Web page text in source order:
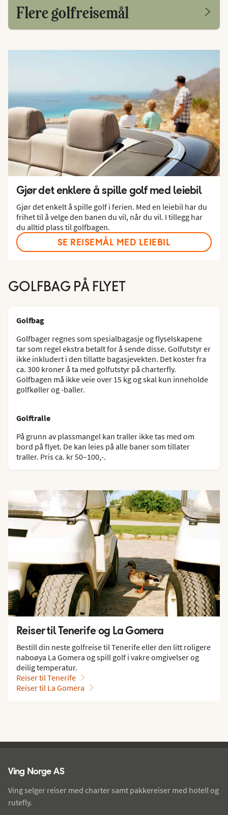
Flere golfreisemål
Gjør det enklere å spille golf med leiebil
Gjør det enkelt å spille golf i ferien. Med en leiebil har du
frihet til å velge den banen du vil, når du vil. I tillegg har
du alltid plass til golfbagen.
SE REISEMÅL MED LEIEBIL
GOLFBAG PÅ FLYET
Golfbag
Golfbager regnes som spesialbagasje og flyselskapene
tar som regel ekstra betalt for å sende disse. Golfutstyr er
ikke inkludert i den tillatte bagasjevekten. Det koster fra
ca. 300 kroner å ta med golfutstyr på charterfly.
Golfbagen må ikke veie over 15 kg og skal kun inneholde
golfkøller og -baller.
Golftralle
På grunn av plassmangel kan traller ikke tas med om
bord på flyet. De kan leies på alle baner som tillater
traller. Pris ca. kr 50–100,-.
Reiser til Tenerife og La Gomera
Bestill din neste golfreise til Tenerife eller den litt roligere
naboøya La Gomera og spill golf i vakre omgivelser og
deilig temperatur.
Reiser til Tenerife
Reiser til La Gomera
Ving Norge AS
Ving selger reiser med charter samt pakkereiser med hotell og
rutefly.